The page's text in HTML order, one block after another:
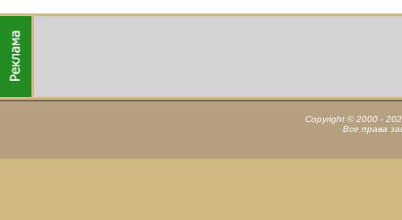
Copyright © 2000 -
Все права